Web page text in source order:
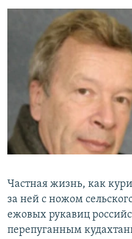
СЕВЕР.РЕАЛИИ
СИБИРЬ.РЕАЛИИ
РАСПИСАНИЕ ВЕЩАНИЯ
ПОДПИШИТЕСЬ НА
СОЦИАЛЬНЫЕ СЕТИ
Все сайты РСЕ/РС
Частная жизнь, как
за ней с ножом
ежовых рукавиц
перепуганным